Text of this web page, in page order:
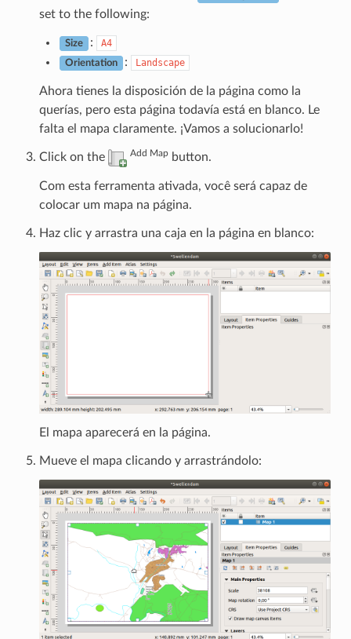
set to the following:
Size : A4
Orientation : Landscape
Ahora tienes la disposición de la página como la
querías, pero esta página todavía está en blanco. Le
falta el mapa claramente. ¡Vamos a solucionarlo!
Click on the Add Mapbutton.
Com esta ferramenta ativada, você será capaz de
colocar um mapa na página.
Haz clic y arrastra una caja en la página en blanco:
El mapa aparecerá en la página.
Mueve el mapa clicando y arrastrándolo: